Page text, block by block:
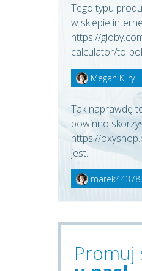
Tego typu
w sklepie
https://
calculator/to-
Megan Kliry
Tak naprawdę
powinno
https://
jest...
Promuj